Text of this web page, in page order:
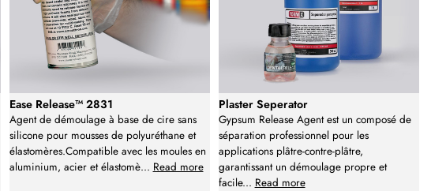
Ease Release™ 2831
Agent de démoulage à base de cire sans
silicone pour mousses de polyuréthane et
élastomères.Compatible avec les moules en
aluminium, acier et élastomè... Read more
Plaster Seperator
Gypsum Release Agent est un composé de
séparation professionnel pour les
applications plâtre-contre-plâtre,
garantissant un démoulage propre et
facile... Read more